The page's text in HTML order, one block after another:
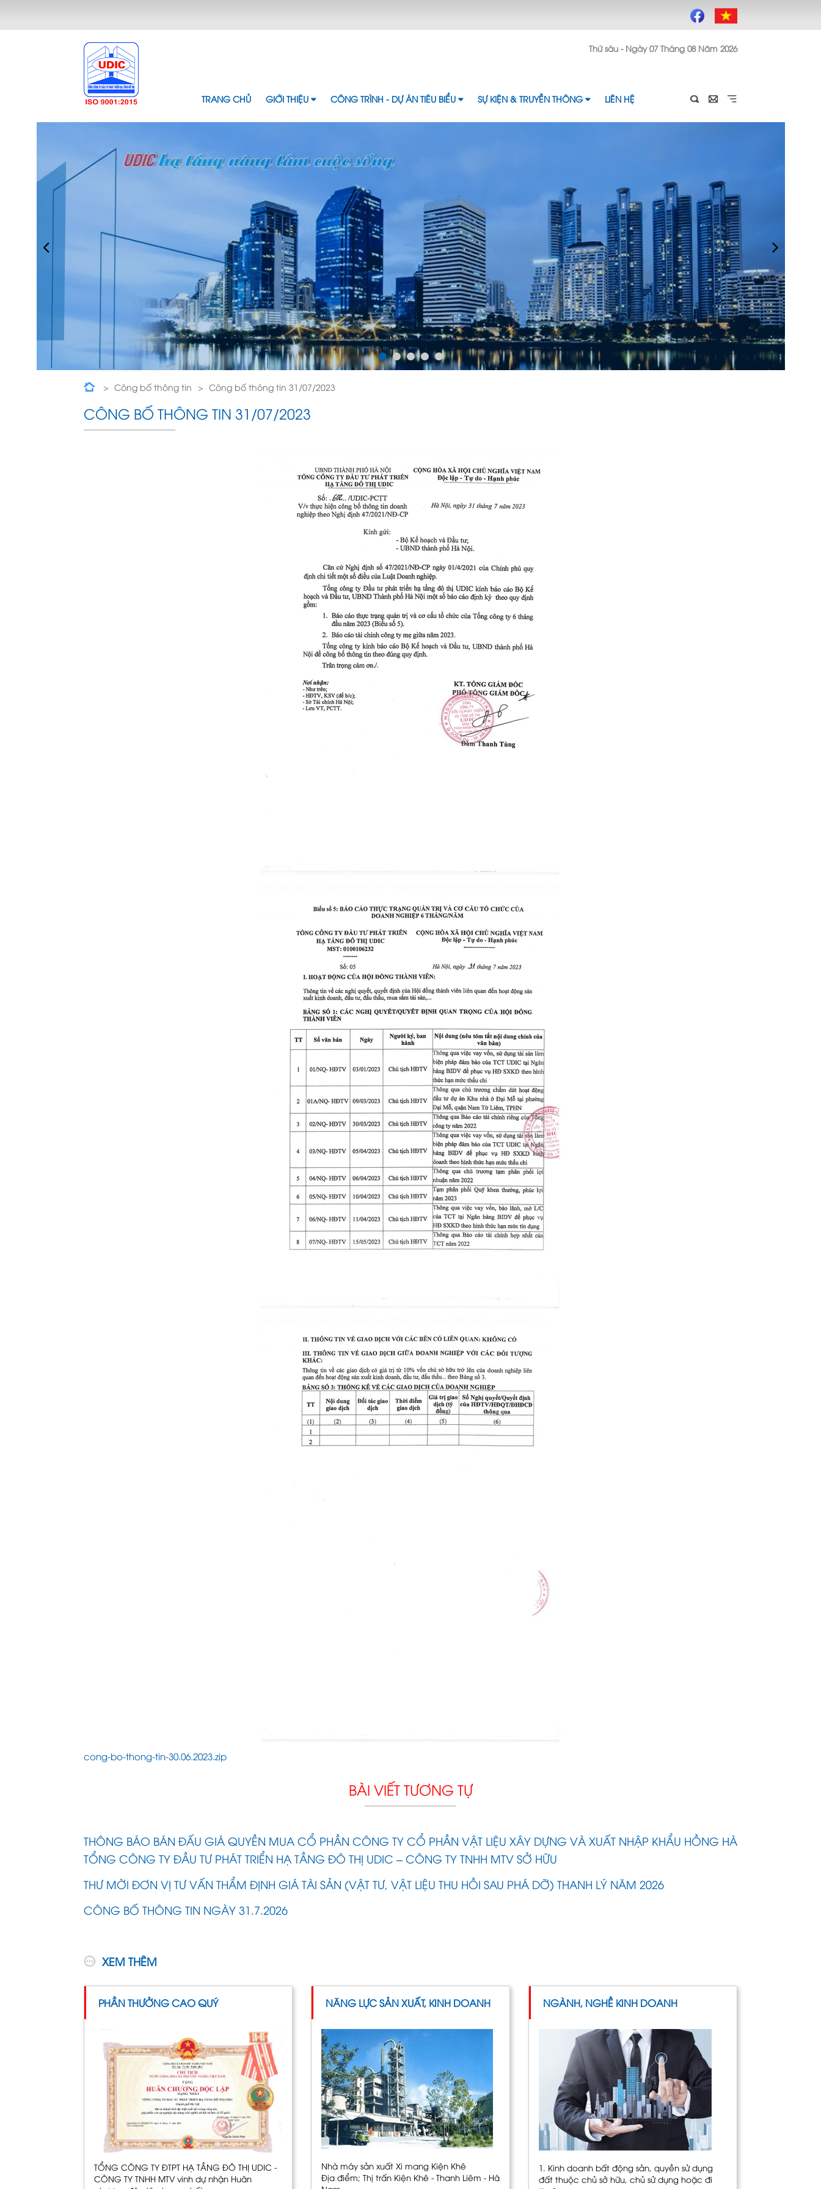
Thứ sáu - Ngày 07 Tháng 08 Năm 2026
TRANG CHỦ GIỚI THIỆU CÔNG TRÌNH - DỰ ÁN TIÊU BIỂU SỰ KIỆN & TRUYỀN THÔNG LIÊN HỆ
Công bố thông tin Công bố thông tin 31/07/2023
CÔNG BỐ THÔNG TIN 31/07/2023
cong-bo-thong-tin-30.06.2023.zip
BÀI VIẾT TƯƠNG TỰ
THÔNG BÁO BÁN ĐẤU GIÁ QUYỀN MUA CỔ PHẦN CÔNG TY CỔ PHẦN VẬT LIỆU XÂY DỰNG VÀ XUẤT NHẬP KHẨU HỒNG HÀ
TỔNG CÔNG TY ĐẦU TƯ PHÁT TRIỂN HẠ TẦNG ĐÔ THỊ UDIC – CÔNG TY TNHH MTV SỞ HỮU
THƯ MỜI ĐƠN VỊ TƯ VẤN THẨM ĐỊNH GIÁ TÀI SẢN (VẬT TƯ, VẬT LIỆU THU HỒI SAU PHÁ DỠ) THANH LÝ NĂM 2026
CÔNG BỐ THÔNG TIN NGÀY 31.7.2026
XEM THÊM
PHẦN THƯỞNG CAO QUÝ
TỔNG CÔNG TY ĐTPT HẠ TẦNG ĐÔ THỊ UDIC -
CÔNG TY TNHH MTV vinh dự nhận Huân
NĂNG LỰC SẢN XUẤT, KINH DOANH
Nhà máy sản xuất Xi mang Kiện Khê
Địa điểm; Thị trấn Kiện Khê - Thanh Liêm - Hà
NGÀNH, NGHỀ KINH DOANH
1. Kinh doanh bất động sản, quyền sử dụng
đất thuộc chủ sở hữu, chủ sử dụng hoặc đi